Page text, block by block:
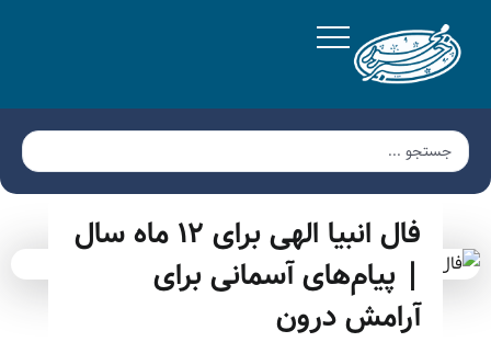
فال انبیا الهی برای ۱۲ ماه سال
| پیام‌های آسمانی برای
آرامش درون